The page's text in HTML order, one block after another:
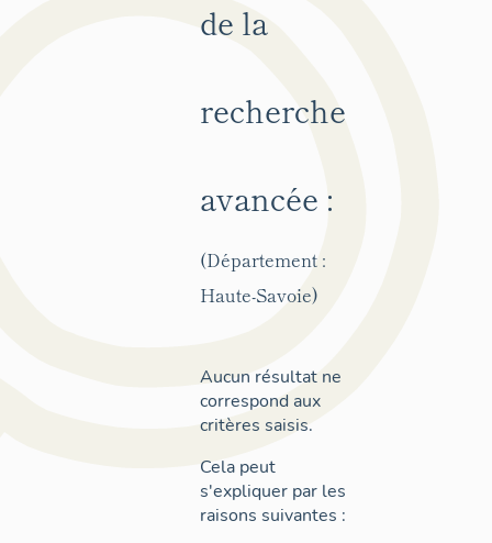
de la
recherche
avancée :
(Département :
Haute-Savoie)
Aucun résultat ne
correspond aux
critères saisis.
Cela peut
s'expliquer par les
raisons suivantes :